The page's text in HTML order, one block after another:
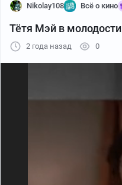
Nikolay108 Всё о кино
Тётя Мэй в молодости
2 года назад 0